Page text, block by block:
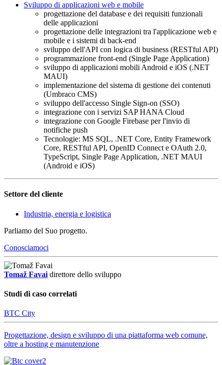
Sviluppo di applicazioni web e mobile
progettazione del database e dei requisiti funzionali
delle applicazioni
progettazione delle integrazioni tra l'applicazione web e
mobile e i sistemi di back-end
sviluppo dell'API con logica di business (RESTful API)
programmazione front-end (Single Page Application)
sviluppo di applicazioni mobili Android e iOS (.NET
MAUI)
implementazione del sistema di gestione dei contenuti
(Umbraco CMS)
sviluppo dell'accesso Single Sign-on (SSO)
integrazione con i servizi SAP HANA Cloud
integrazione con Google Firebase per l'invio di
notifiche push
Tecnologie: MS SQL, .NET Core, Entity Framework
Core, RESTful API, OpenID Connect e OAuth 2.0,
TypeScript, Single Page Application, .NET MAUI
(Android e iOS)
Settore del cliente
Industria, energia e logistica
Parliamo del Suo progetto.
Conosciamoci
Tomaž Favai direttore dello sviluppo
Studi di caso correlati
BTC City
Progettazione, design e sviluppo di una piattaforma web comune,
oltre a hosting e manutenzione